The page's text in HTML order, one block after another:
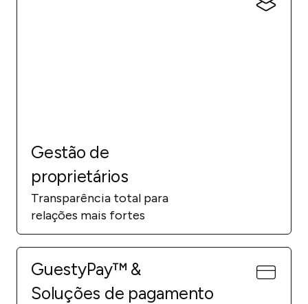
Gestão de
proprietários
Transparência total para
relações mais fortes
GuestyPay™ &
Soluções de pagamento